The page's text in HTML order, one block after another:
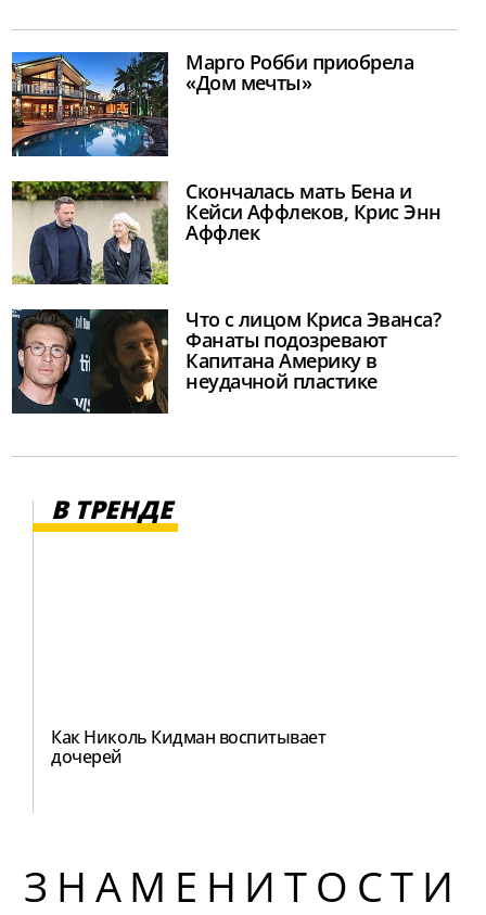
Марго Робби приобрела
«Дом мечты»
Скончалась мать Бена и
Кейси Аффлеков, Крис Энн
Аффлек
Что с лицом Криса Эванса?
Фанаты подозревают
Капитана Америку в
неудачной пластике
В ТРЕНДЕ
Как Николь Кидман воспитывает
дочерей
ЗНАМЕНИТОСТИ